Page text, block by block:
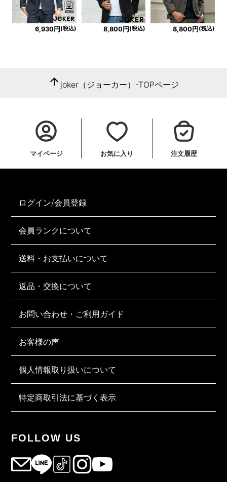
6,930円(税込) 8,800円(税込) 8,800円(税込)
arrow_upward joker（ジョーカー）-TOPページ
マイページ お気に入り 注文履歴
ログイン/会員登録
会員ランクについて
送料・お支払いについて
返品・交換について
お問い合わせ・ご利用ガイド
お客様の声
個人情報取り扱いについて
特定商取引法に基づく表示
FOLLOW US